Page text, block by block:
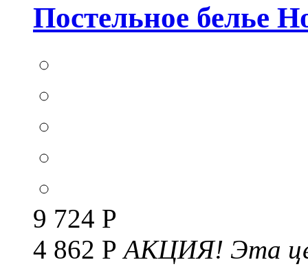
Постельное белье
9 724 Р
4 862 РАКЦИЯ! Эта